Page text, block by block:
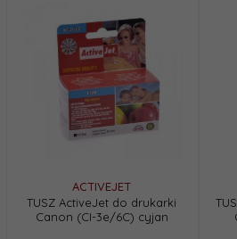
ACTIVEJET
TUSZ ActiveJet do drukarki
Canon (CI-3e/6C) cyjan